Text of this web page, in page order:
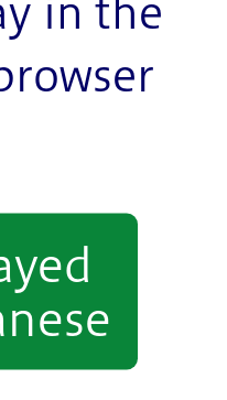
in the
ント